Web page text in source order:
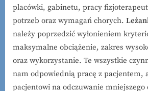
placówki, gabinetu, pracy
potrzeb oraz wymagań chorych.
należy poprzedzić wyłonieniem
maksymalne obciążenie, zakres
oraz wykorzystanie. Te wszystkie
nam odpowiednią pracę z pacjentem,
pacjentowi na odczuwanie